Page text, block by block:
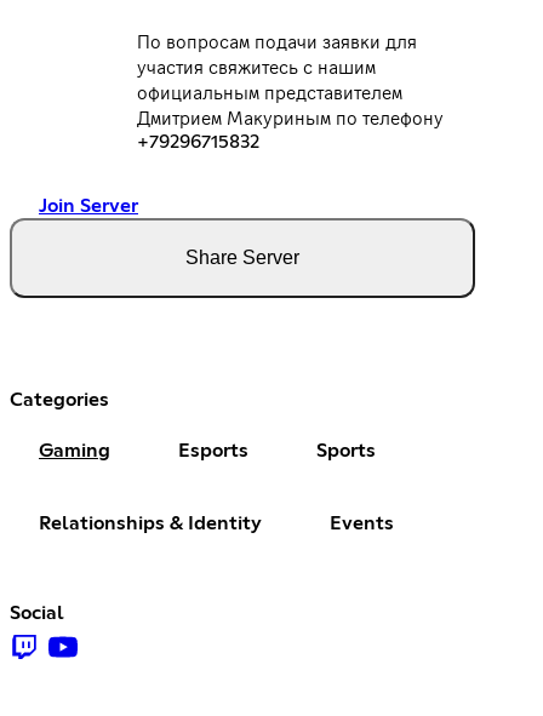
По вопросам подачи заявки для
участия свяжитесь с нашим
официальным представителем
Дмитрием Макуриным по телефону
+79296715832
Join Server
Share Server
Categories
Gaming Esports Sports
Relationships & Identity Events
Social